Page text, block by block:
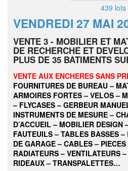
439 lots
VENDREDI 27 MAI
VENTE 3 - MOBILIER ET
DE RECHERCHE ET
PLUS DE 35 BATIMENTS
VENTE AUX ENCHERES SANS
FOURNITURES DE BUREAU –
ARMOIRES FORTES – VELOS –
– FLYCASES – GERBEUR
INSTRUMENTS DE MESURE –
D’ACCUEIL – MOBILIER DESIGN
FAUTEUILS – TABLES BASSES
DE GARAGE – CABLES –
RADIATEURS – VENTILATEURS
RIDEAUX – TRANSPALETTES…